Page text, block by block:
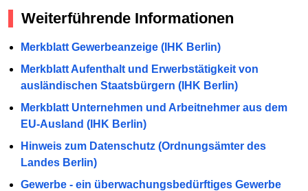
Weiterführende Informationen
Merkblatt Gewerbeanzeige (IHK Berlin)
Merkblatt Aufenthalt und Erwerbstätigkeit von
ausländischen Staatsbürgern (IHK Berlin)
Merkblatt Unternehmen und Arbeitnehmer aus dem
EU-Ausland (IHK Berlin)
Hinweis zum Datenschutz (Ordnungsämter des
Landes Berlin)
Gewerbe - ein überwachungsbedürftiges Gewerbe